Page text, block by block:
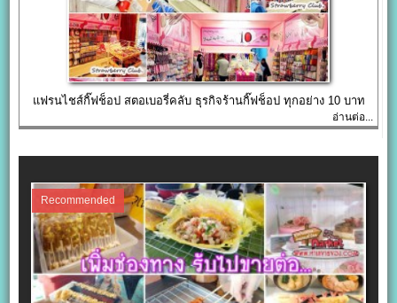
แฟรนไชส์กิ๊ฟช็อป สตอเบอรี่คลับ ธุรกิจร้านกิ๊ฟช็อป ทุกอย่าง 10 บาท
อ่านต่อ...
Recommended